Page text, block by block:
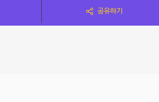
공유하기